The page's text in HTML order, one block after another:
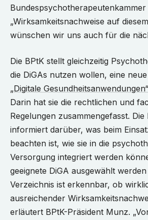
Bundespsychotherapeutenkammer
„Wirksamkeitsnachweise auf
wünschen wir uns auch für die
Die BPtK stellt gleichzeitig
die DiGAs nutzen wollen, eine neue
„Digitale Gesundheitsanwendungen“
Darin hat sie die rechtlichen und
Regelungen zusammengefasst.
informiert darüber, was beim
beachten ist, wie sie in die
Versorgung integriert werden
geeignete DiGA ausgewählt
Verzeichnis ist erkennbar, ob
ausreichender
erläutert BPtK-Präsident Munz.